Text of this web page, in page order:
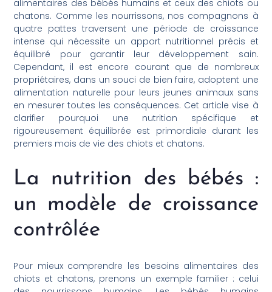
alimentaires des bébés humains et ceux des chiots ou
chatons. Comme les nourrissons, nos compagnons à
quatre pattes traversent une période de croissance
intense qui nécessite un apport nutritionnel précis et
équilibré pour garantir leur développement sain.
Cependant, il est encore courant que de nombreux
propriétaires, dans un souci de bien faire, adoptent une
alimentation naturelle pour leurs jeunes animaux sans
en mesurer toutes les conséquences. Cet article vise à
clarifier pourquoi une nutrition spécifique et
rigoureusement équilibrée est primordiale durant les
premiers mois de vie des chiots et chatons.
La nutrition des bébés :
un modèle de croissance
contrôlée
Pour mieux comprendre les besoins alimentaires des
chiots et chatons, prenons un exemple familier : celui